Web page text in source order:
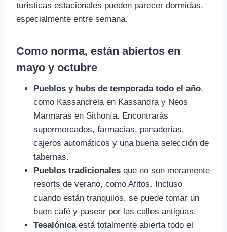
turísticas estacionales pueden parecer dormidas,
especialmente entre semana.
Como norma, están abiertos en
mayo y octubre
Pueblos y hubs de temporada todo el año,
como Kassandreia en Kassandra y Neos
Marmaras en Sithonía. Encontrarás
supermercados, farmacias, panaderías,
cajeros automáticos y una buena selección de
tabernas.
Pueblos tradicionales que no son meramente
resorts de verano, como Afitos. Incluso
cuando están tranquilos, se puede tomar un
buen café y pasear por las calles antiguas.
Tesalónicaestá totalmente abierta todo el